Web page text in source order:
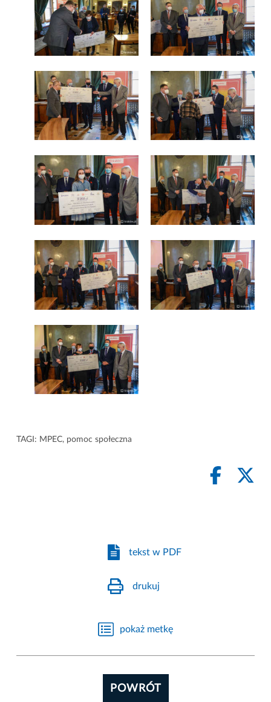
TAGI: MPEC, pomoc społeczna
tekst w PDF
drukuj
pokaż metkę
POWRÓT